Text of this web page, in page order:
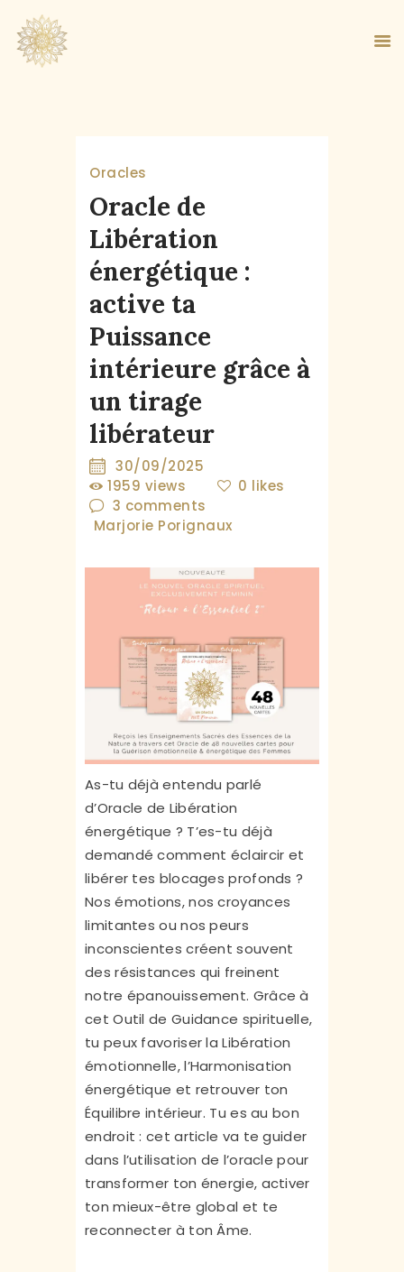
ACCUEIL
À PROPOS
MA MÉTHODE
BOUTIQUE
BLOG
PANIER
Oracles
Oracle de
Libération
énergétique :
active ta
Puissance
intérieure grâce à
un tirage
libérateur
30/09/2025
1959 views 0 likes
3 comments
Marjorie Porignaux
As-tu déjà entendu parlé
d’Oracle de Libération
énergétique ? T’es-tu déjà
demandé comment éclaircir et
libérer tes blocages profonds ?
Nos émotions, nos croyances
limitantes ou nos peurs
inconscientes créent souvent
des résistances qui freinent
notre épanouissement. Grâce à
cet Outil de Guidance spirituelle,
tu peux favoriser la Libération
émotionnelle, l’Harmonisation
énergétique et retrouver ton
Équilibre intérieur. Tu es au bon
endroit : cet article va te guider
dans l’utilisation de l’oracle pour
transformer ton énergie, activer
ton mieux-être global et te
reconnecter à ton Âme.